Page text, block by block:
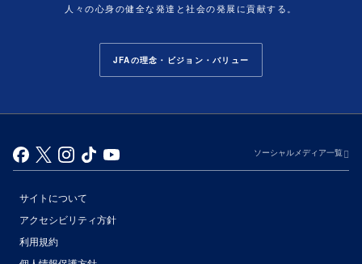
人々の心身の健全な発達と社会の発展に貢献する。
JFAの理念・ビジョン・バリュー
ソーシャルメディア一覧
サイトについて
アクセシビリティ方針
利用規約